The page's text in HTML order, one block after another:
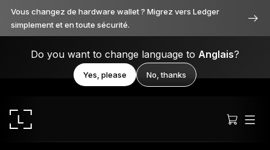
Vous changez de hardware wallet ? Migrez vers Ledger
simplement et en toute sécurité.
Do you want to change language to Anglais?
Yes, please No, thanks